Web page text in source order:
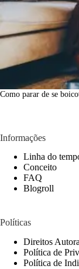
Como parar de se
Informações
Linha do
Conceito
FAQ
Blogroll
Políticas
Direitos
Política de
Política de